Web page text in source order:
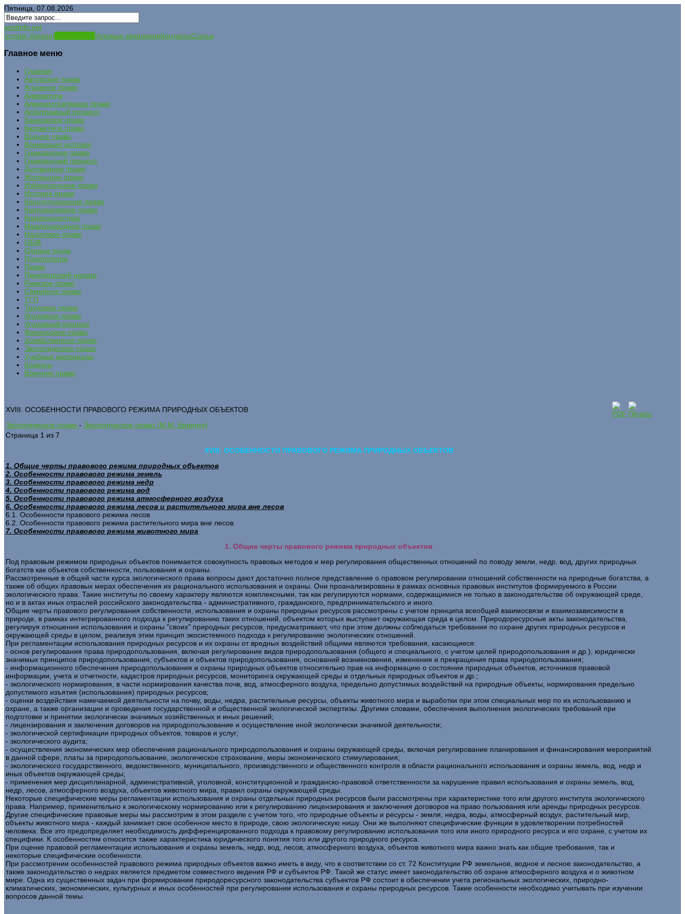
Пятница, 07.08.2026
uristinfo.net
Історія України
Исковые заявленияКонтактыСтатьи
Главное меню
Главная
Авторское право
Аграрное право
Адвокатура
Административное право
Арбитражный процесс
Банковское право
Бюджетное право
Водное право
Всемирная история
Гражданское право
Гражданский процесс
Договорное право
Жилищное право
Избирательное право
История права
Конституционное право
Корпоративное право
Криминалистика
Международное право
Налоговое право
ОБЖ
Охрана труда
Политология
Право
Прокурорский надзор
Римское право
Семейное право
ТГП
Трудовое право
Уголовное право
Уголовный процесс
Финансовое право
Хозяйственное право
Экологическое право
Учебные материалы
Кодексы
Военное право
XVIII. ОСОБЕННОСТИ ПРАВОВОГО РЕЖИМА ПРИРОДНЫХ ОБЪЕКТОВ
Экологическое право - Экологическое право (М.М. Бринчук)
Страница 1 из 7
XVIII. ОСОБЕННОСТИ ПРАВОВОГО РЕЖИМА ПРИРОДНЫХ ОБЪЕКТОВ
1. Общие черты правового режима природных объектов
2. Особенности правового режима земель
3. Особенности правового режима недр
4. Особенности правового режима вод
5. Особенности правового режима атмосферного воздуха
6. Особенности правового режима лесов и растительного мира вне лесов
6.1. Особенности правового режима лесов
6.2. Особенности правового режима растительного мира вне лесов
7. Особенности правового режима животного мира
1. Общие черты правового режима природных объектов
Под правовым режимом природных объектов понимается совокупность правовых методов и мер регулирования общественных отношений по поводу земли, недр, вод, других природных
богатств как объектов собственности, пользования и охраны.
Рассмотренные в общей части курса экологического права вопросы дают достаточно полное представление о правовом регулировании отношений собственности на природные богатства, а
также об общих правовых мерах обеспечения их рационального использования и охраны. Они проанализированы в рамках основных правовых институтов формируемого в России
экологического права. Такие институты по своему характеру являются комплексными, так как регулируются нормами, содержащимися не только в законодательстве об окружающей среде,
но и в актах иных отраслей российского законодательства - административного, гражданского, предпринимательского и иного.
Общие черты правового регулирования собственности, использования и охраны природных ресурсов рассмотрены с учетом принципа всеобщей взаимосвязи и взаимозависимости в
природе, в рамках интегрированного подхода к регулированию таких отношений, объектом которых выступает окружающая среда в целом. Природоресурсные акты законодательства,
регулируя отношения использования и охраны "своих" природных ресурсов, предусматривают, что при этом должны соблюдаться требования по охране других природных ресурсов и
окружающей среды в целом, реализуя этим принцип экосистемного подхода к регулированию экологических отношений.
При регламентации использования природных ресурсов и их охраны от вредных воздействий общими являются требования, касающиеся:
- основ регулирования права природопользования, включая регулирование видов природопользования (общего и специального, с учетом целей природопользования и др.), юридически
значимых принципов природопользования, субъектов и объектов природопользования, оснований возникновения, изменения и прекращения права природопользования;
- информационного обеспечения природопользования и охраны природных объектов относительно прав на информацию о состоянии природных объектов, источников правовой
информации, учета и отчетности, кадастров природных ресурсов, мониторинга окружающей среды и отдельных природных объектов и др.;
- экологического нормирования, в части нормирования качества почв, вод, атмосферного воздуха, предельно допустимых воздействий на природные объекты, нормирования предельно
допустимого изъятия (использования) природных ресурсов;
- оценки воздействия намечаемой деятельности на почву, воды, недра, растительные ресурсы, объекты животного мира и выработки при этом специальных мер по их использованию и
охране, а также организации и проведения государственной и общественной экологической экспертизы. Другими словами, обеспечения выполнения экологических требований при
подготовке и принятии экологически значимых хозяйственных и иных решений;
- лицензирования и заключения договоров на природопользование и осуществление иной экологически значимой деятельности;
- экологической сертификации природных объектов, товаров и услуг;
- экологического аудита;
- осуществления экономических мер обеспечения рационального природопользования и охраны окружающей среды, включая регулирование планирования и финансирования мероприятий
в данной сфере, платы за природопользование, экологическое страхование, меры экономического стимулирования;
- экологического государственного, ведомственного, муниципального, производственного и общественного контроля в области рационального использования и охраны земель, вод, недр и
иных объектов окружающей среды;
- применения мер дисциплинарной, административной, уголовной, конституционной и гражданско-правовой ответственности за нарушение правил использования и охраны земель, вод,
недр, лесов, атмосферного воздуха, объектов животного мира, правил охраны окружающей среды.
Некоторые специфические меры регламентации использования и охраны отдельных природных ресурсов были рассмотрены при характеристике того или другого института экологического
права. Например, применительно к экологическому нормированию или к регулированию лицензирования и заключения договоров на право пользования или аренды природных ресурсов.
Другие специфические правовые меры мы рассмотрим в этом разделе с учетом того, что природные объекты и ресурсы - земля, недра, воды, атмосферный воздух, растительный мир,
объекты животного мира - каждый занимает свое особенное место в природе, свою экологическую нишу. Они же выполняют специфические функции в удовлетворении потребностей
человека. Все это предопределяет необходимость дифференцированного подхода к правовому регулированию использования того или иного природного ресурса и его охране, с учетом их
специфики. К особенностям относится также характеристика юридического понятия того или другого природного ресурса.
При оценке правовой регламентации использования и охраны земель, недр, вод, лесов, атмосферного воздуха, объектов животного мира важно знать как общие требования, так и
некоторые специфические особенности.
При рассмотрении особенностей правового режима природных объектов важно иметь в виду, что в соответствии со ст. 72 Конституции РФ земельное, водное и лесное законодательство, а
также законодательство о недрах является предметом совместного ведения РФ и субъектов РФ. Такой же статус имеет законодательство об охране атмосферного воздуха и о животном
мире. Одна из существенных задач при формировании природоресурсного законодательства субъектов РФ состоит в обеспечении учета региональных экологических, природно-
климатических, экономических, культурных и иных особенностей при регулировании использования и охраны природных ресурсов. Такие особенности необходимо учитывать при изучении
вопросов данной темы.